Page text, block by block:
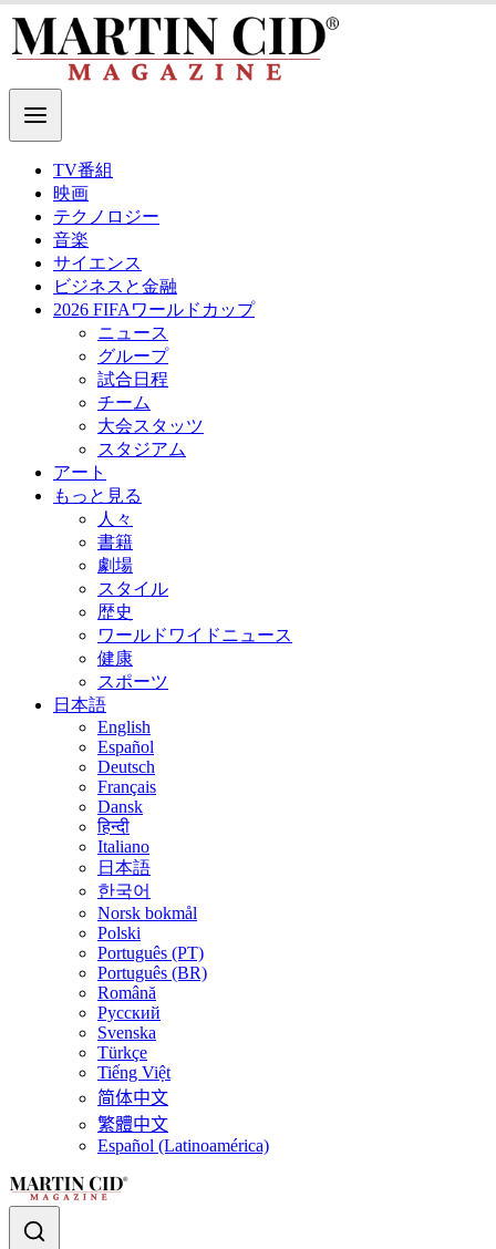
TV番組
映画
テクノロジー
音楽
サイエンス
ビジネスと金融
2026 FIFAワールドカップ
ニュース
グループ
試合日程
チーム
大会スタッツ
スタジアム
アート
もっと見る
人々
書籍
劇場
スタイル
歴史
ワールドワイドニュース
健康
スポーツ
日本語
English
Español
Deutsch
Français
Dansk
हिन्दी
Italiano
日本語
한국어
Norsk bokmål
Polski
Português (PT)
Português (BR)
Română
Русский
Svenska
Türkçe
Tiếng Việt
简体中文
繁體中文
Español (Latinoamérica)